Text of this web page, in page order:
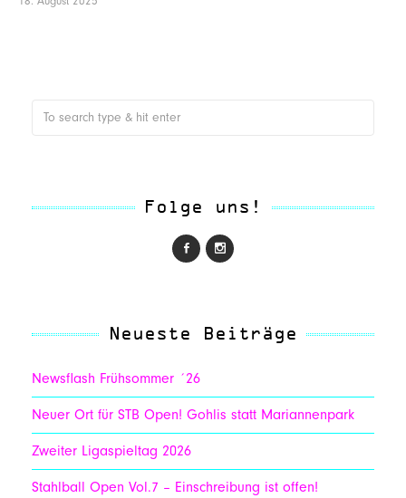
Folge uns!
Neueste Beiträge
Newsflash Frühsommer ´26
Neuer Ort für STB Open! Gohlis statt Mariannenpark
Zweiter Ligaspieltag 2026
Stahlball Open Vol.7 – Einschreibung ist offen!